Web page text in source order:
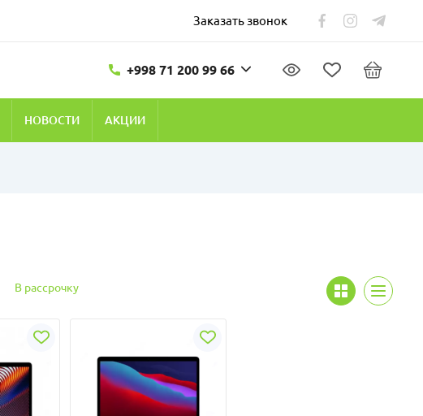
Заказать звонок
+998 71 200 99 66
НОВОСТИ АКЦИИ
В рассрочку